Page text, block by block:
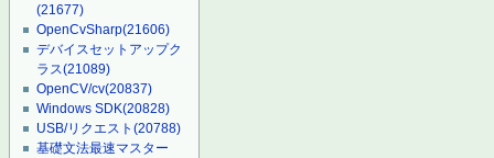
(21677)
OpenCvSharp(21606)
デバイスセットアップク
ラス(21089)
OpenCV/cv(20837)
Windows SDK(20828)
USB/リクエスト(20788)
基礎文法最速マスター